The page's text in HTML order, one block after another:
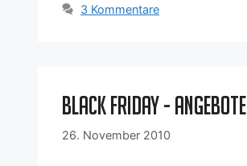
3 Kommentare
Black Friday -
26. November 2010